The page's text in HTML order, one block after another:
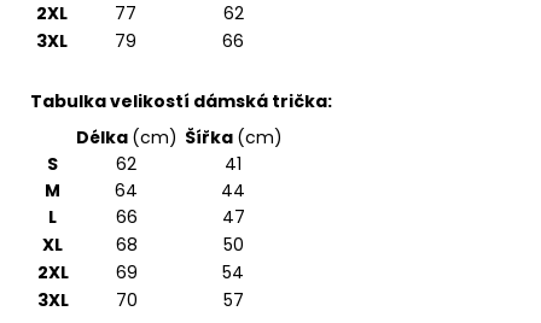
2XL
77
62
3XL
79 66
Tabulka velikostí dámská trička:
Délka (cm) Šířka (cm)
S
62
41
M
64
44
L
66
47
XL
68
50
2XL
69
54
3XL
70 57